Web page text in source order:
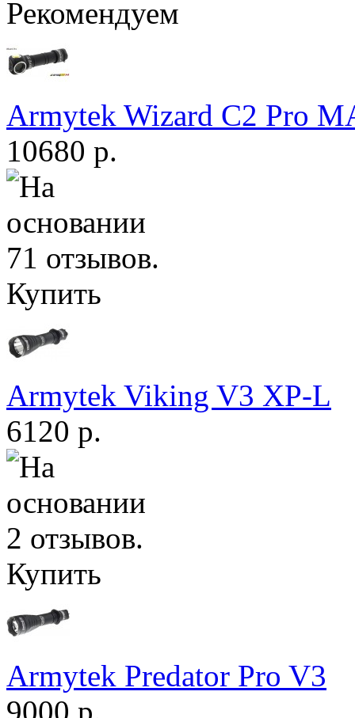
Рекомендуем
Armytek Wizard С2 Pro
10680 р.
Купить
Armytek Viking V3 XP-L
6120 р.
Купить
Armytek Predator Pro V3
9000 р.